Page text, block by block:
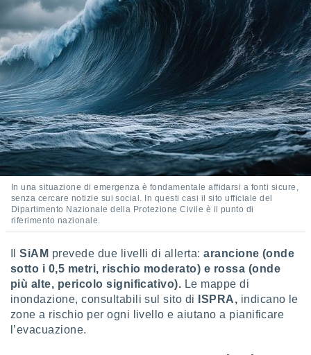
per la
dei
la
del
delle
e degli
nostri
In una situazione di emergenza è fondamentale affidarsi a fonti sicure,
senza cercare notizie sui social. In questi casi il sito ufficiale del
Dipartimento Nazionale della Protezione Civile è il punto di
riferimento nazionale.
IlSiAM prevede due livelli di allerta:arancione (onde
sotto i 0,5 metri, rischio moderato) e rossa (onde
più alte, pericolo significativo). Le mappe di
inondazione, consultabili sul sito di
ISPRA, indicano le
zone a rischio per ogni livello e aiutano a pianificare
l’evacuazione.